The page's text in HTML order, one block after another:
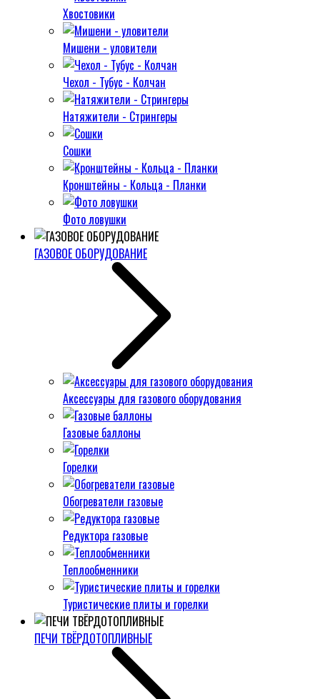
Хвостовики
Мишени - уловители
Чехол - Тубус - Колчан
Натяжители - Стрингеры
Сошки
Кронштейны - Кольца - Планки
Фото ловушки
ГАЗОВОЕ ОБОРУДОВАНИЕ
Аксессуары для газового оборудования
Газовые баллоны
Горелки
Обогреватели газовые
Редуктора газовые
Теплообменники
Туристические плиты и горелки
ПЕЧИ ТВЁРДОТОПЛИВНЫЕ